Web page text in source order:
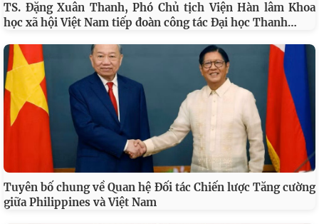
TS. Đặng Xuân Thanh, Phó Chủ tịch Viện Hàn lâm Khoa
học xã hội Việt Nam tiếp đoàn công tác Đại học Thanh…
Tuyên bố chung về Quan hệ Đối tác Chiến lược Tăng cường
giữa Philippines và Việt Nam